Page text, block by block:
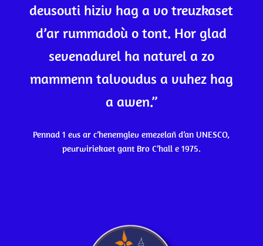
deusouti hiziv hag a vo treuzkaset
d’ar rummadoù o tont. Hor glad
sevenadurel ha naturel a zo
mammenn talvoudus a vuhez hag
a awen.”
Pennad 1 eus ar c’henemglev emezelañ d’an UNESCO,
peurwiriekaet gant Bro C’hall e 1975.